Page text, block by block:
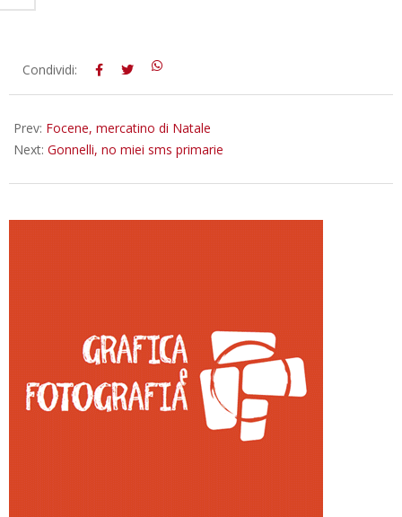
2012-
Condividi:
Prev: Focene, mercatino di Natale
Next: Gonnelli, no miei sms primarie